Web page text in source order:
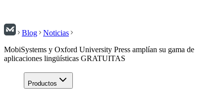
Blog
Noticias
MobiSystems y Oxford University Press amplían su gama de
aplicaciones lingüísticas GRATUITAS
Productos